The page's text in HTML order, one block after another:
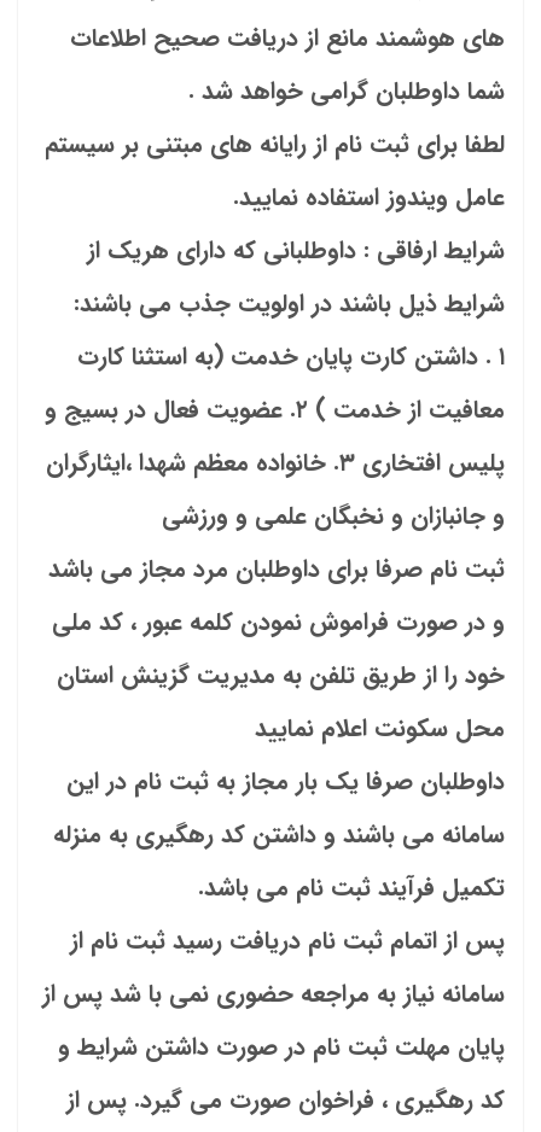
های هوشمند مانع از دریافت صحیح اطلاعات
شما داوطلبان گرامی خواهد شد .
لطفا برای ثبت نام از رایانه های مبتنی بر سیستم
عامل ویندوز استفاده نمایید.
شرایط ارفاقی : داوطلبانی که دارای هریک از
شرایط ذیل باشند در اولویت جذب می باشند:
۱ . داشتن کارت پایان خدمت (به استثنا کارت
معافیت از خدمت ) ۲. عضویت فعال در بسیج و
پلیس افتخاری ۳. خانواده معظم شهدا ،ایثارگران
و جانبازان و نخبگان علمی و ورزشی
ثبت نام صرفا برای داوطلبان مرد مجاز می باشد
و در صورت فراموش نمودن کلمه عبور ، کد ملی
خود را از طریق تلفن به مدیریت گزینش استان
محل سکونت اعلام نمایید
داوطلبان صرفا یک بار مجاز به ثبت نام در این
سامانه می باشند و داشتن کد رهگیری به منزله
تکمیل فرآیند ثبت نام می باشد.
پس از اتمام ثبت نام دریافت رسید ثبت نام از
سامانه نیاز به مراجعه حضوری نمی با شد پس از
پایان مهلت ثبت نام در صورت داشتن شرایط و
کد رهگیری ، فراخوان صورت می گیرد. پس از